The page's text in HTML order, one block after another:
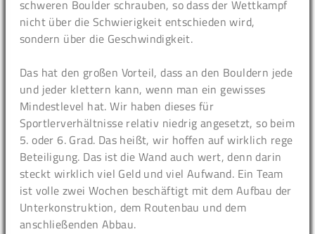
schweren Boulder schrauben, so dass der Wettkampf
nicht über die Schwierigkeit entschieden wird,
sondern über die Geschwindigkeit.
Das hat den großen Vorteil, dass an den Bouldern jede
und jeder klettern kann, wenn man ein gewisses
Mindestlevel hat. Wir haben dieses für
Sportlerverhältnisse relativ niedrig angesetzt, so beim
5. oder 6. Grad. Das heißt, wir hoffen auf wirklich rege
Beteiligung. Das ist die Wand auch wert, denn darin
steckt wirklich viel Geld und viel Aufwand. Ein Team
ist volle zwei Wochen beschäftigt mit dem Aufbau der
Unterkonstruktion, dem Routenbau und dem
anschließenden Abbau.